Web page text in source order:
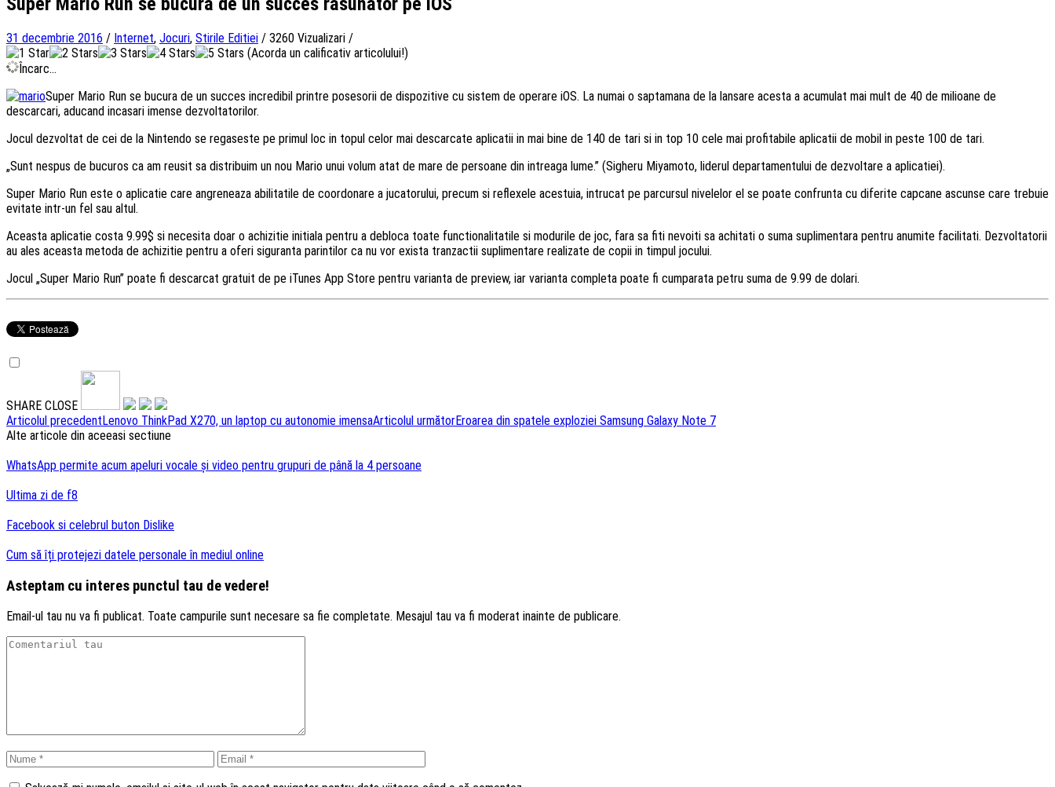
31 decembrie 2016 / Internet, Jocuri, Stirile Editiei / 3260 Vizualizari /
(Acorda un calificativ articolului!)
Încarc...
Super Mario Run se bucura de un succes incredibil printre posesorii de dispozitive cu sistem de operare iOS. La numai o saptamana de la lansare acesta a acumulat mai mult de 40 de milioane de
descarcari, aducand incasari imense dezvoltatorilor.
Jocul dezvoltat de cei de la Nintendo se regaseste pe primul loc in topul celor mai descarcate aplicatii in mai bine de 140 de tari si in top 10 cele mai profitabile aplicatii de mobil in peste 100 de tari.
„Sunt nespus de bucuros ca am reusit sa distribuim un nou Mario unui volum atat de mare de persoane din intreaga lume.” (Sigheru Miyamoto, liderul departamentului de dezvoltare a aplicatiei).
Super Mario Run este o aplicatie care angreneaza abilitatile de coordonare a jucatorului, precum si reflexele acestuia, intrucat pe parcursul nivelelor el se poate confrunta cu diferite capcane ascunse care trebuie
evitate intr-un fel sau altul.
Aceasta aplicatie costa 9.99$ si necesita doar o achizitie initiala pentru a debloca toate functionalitatile si modurile de joc, fara sa fiti nevoiti sa achitati o suma suplimentara pentru anumite facilitati. Dezvoltatorii
au ales aceasta metoda de achizitie pentru a oferi siguranta parintilor ca nu vor exista tranzactii suplimentare realizate de copii in timpul jocului.
Jocul „Super Mario Run” poate fi descarcat gratuit de pe iTunes App Store pentru varianta de preview, iar varianta completa poate fi cumparata petru suma de 9.99 de dolari.
SHARE CLOSE
Navigare
articole
Articolul precedentLenovo ThinkPad X270, un laptop cu autonomie imensaArticolul următorEroarea din spatele exploziei Samsung Galaxy Note 7
Alte articole din aceeasi sectiune
WhatsApp permite acum apeluri vocale și video pentru grupuri de până la 4 persoane
Ultima zi de f8
Facebook si celebrul buton Dislike
Cum să îți protejezi datele personale în mediul online
Asteptam cu interes punctul tau de vedere!
Email-ul tau nu va fi publicat. Toate campurile sunt necesare sa fie completate. Mesajul tau va fi moderat inainte de publicare.